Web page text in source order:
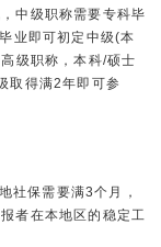
中级职称需要专科毕
业即可初定中级(本
级职称，本科/硕士
取得满2年即可参
社保需要满3个月，
者在本地区的稳定工